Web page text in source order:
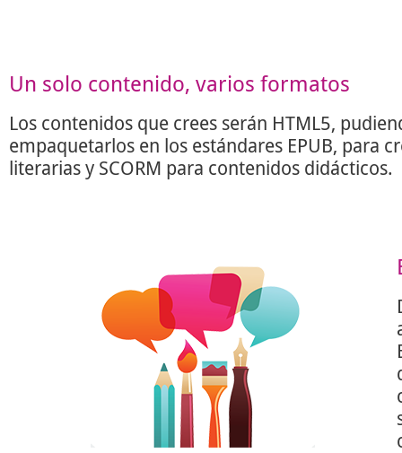
Un solo contenido, varios formatos
Los contenidos que crees serán HTML5,
empaquetarlos en los estándares EPUB, para
literarias y SCORM para contenidos didácticos.